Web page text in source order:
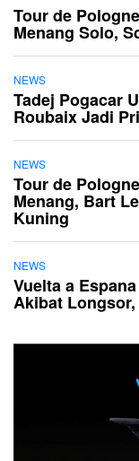
Tour de
Menang Solo,
NEWS
Tadej Pogacar
Roubaix Jadi
NEWS
Tour de
Menang, Bart
Kuning
NEWS
Vuelta a
Akibat